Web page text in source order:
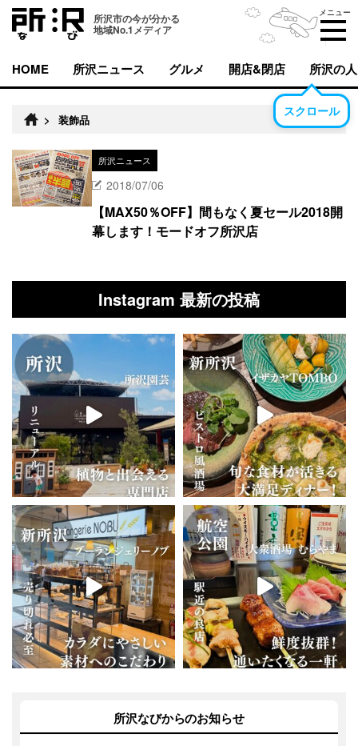
所沢市の今が分かる
地域No.1メディア
メニュー
HOME 所沢ニュース グルメ 開店&閉店 所沢の人
スクロール
> 装飾品
所沢ニュース
2018/07/06
【MAX50％OFF】間もなく夏セール2018開
幕します！モードオフ所沢店
Instagram 最新の投稿
所沢なびからのお知らせ